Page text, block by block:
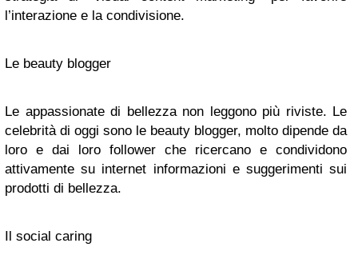
l’interazione e la condivisione.
Le beauty blogger
Le appassionate di bellezza non leggono più riviste. Le
celebrità di oggi sono le beauty blogger, molto dipende da
loro e dai loro follower che ricercano e condividono
attivamente su internet informazioni e suggerimenti sui
prodotti di bellezza.
Il social caring